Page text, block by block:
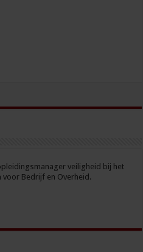
veiligheid bij het
voor Bedrijf en Overheid.